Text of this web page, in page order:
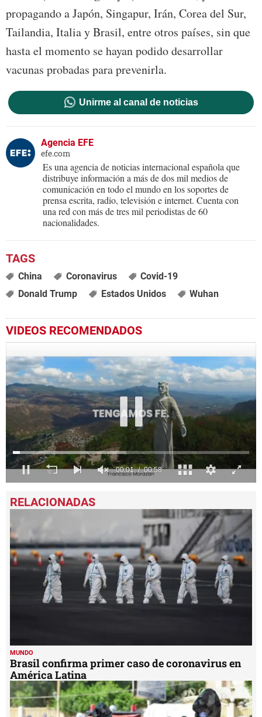
propagando a Japón, Singapur, Irán, Corea del Sur,
Tailandia, Italia y Brasil, entre otros países, sin que
hasta el momento se hayan podido desarrollar
vacunas probadas para prevenirla.
Unirme al canal de noticias
Agencia EFE
efe.com
Es una agencia de noticias internacional española que
distribuye información a más de dos mil medios de
comunicación en todo el mundo en los soportes de
prensa escrita, radio, televisión e internet. Cuenta con
una red con más de tres mil periodistas de 60
nacionalidades.
China Coronavirus
Covid-19
Donald Trump
Estados Unidos Wuhan
VIDEOS RECOMENDADOS
seconds
of
seconds
MUNDO
Brasil confirma primer caso de coronavirus en
América Latina